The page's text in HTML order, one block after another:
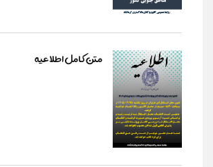
متن کامل اطلاعیه